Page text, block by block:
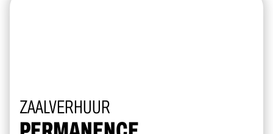
ZAALVERHUUR